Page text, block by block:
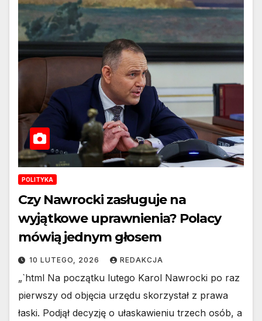
POLITYKA
Czy Nawrocki zasługuje na
wyjątkowe uprawnienia? Polacy
mówią jednym głosem
10 LUTEGO, 2026 REDAKCJA
„`html Na początku lutego Karol Nawrocki po raz
pierwszy od objęcia urzędu skorzystał z prawa
łaski. Podjął decyzję o ułaskawieniu trzech osób, a